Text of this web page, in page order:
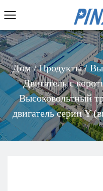
Дом/Продукты/
Двигатель с
Высоковольтный
двигатель серии Y